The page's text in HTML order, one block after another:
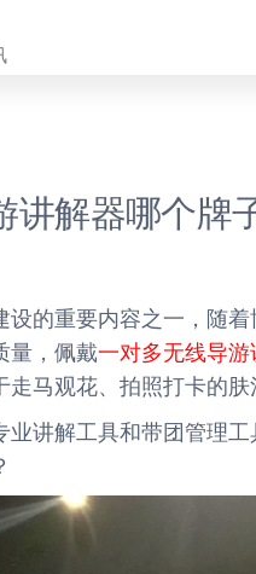
讲解器哪个牌
的重要内容之一，随
量，佩戴一对多无线导游
马观花、拍照打卡的肤
讲解工具和带团管理